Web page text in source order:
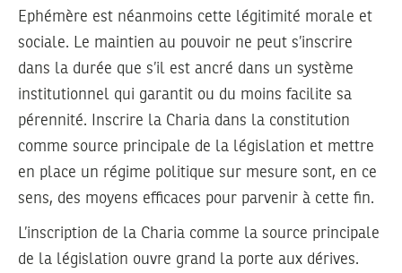
Ephémère est néanmoins cette légitimité morale et
sociale. Le maintien au pouvoir ne peut s’inscrire
dans la durée que s’il est ancré dans un système
institutionnel qui garantit ou du moins facilite sa
pérennité. Inscrire la Charia dans la constitution
comme source principale de la législation et mettre
en place un régime politique sur mesure sont, en ce
sens, des moyens efficaces pour parvenir à cette fin.
L’inscription de la Charia comme la source principale
de la législation ouvre grand la porte aux dérives.